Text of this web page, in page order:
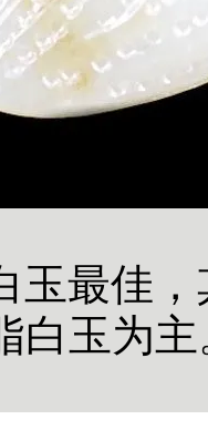
最佳，
白玉为主